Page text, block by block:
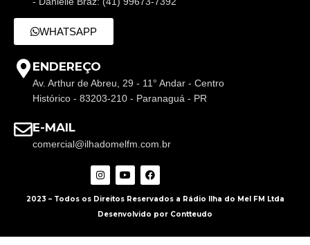
WHATSAPP
ENDEREÇO
Av. Arthur de Abreu, 29 - 11° Andar - Centro
Histórico - 83203-210 - Paranaguá - PR
E-MAIL
comercial@ilhadomelfm.com.br
2023 – Todos os Direitos Reservados a Rádio Ilha do Mel FM Ltda
Desenvolvido por Contteudo